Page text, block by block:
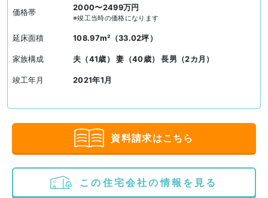
価格帯
2000〜2499万円
※竣工当時の価格になります
延床面積 108.97m²（33.02坪）
家族構成 夫（41歳） 妻（40歳） 長男（2カ月）
竣工年月 2021年1月
資料請求はこちら
この住宅会社の情報を見る